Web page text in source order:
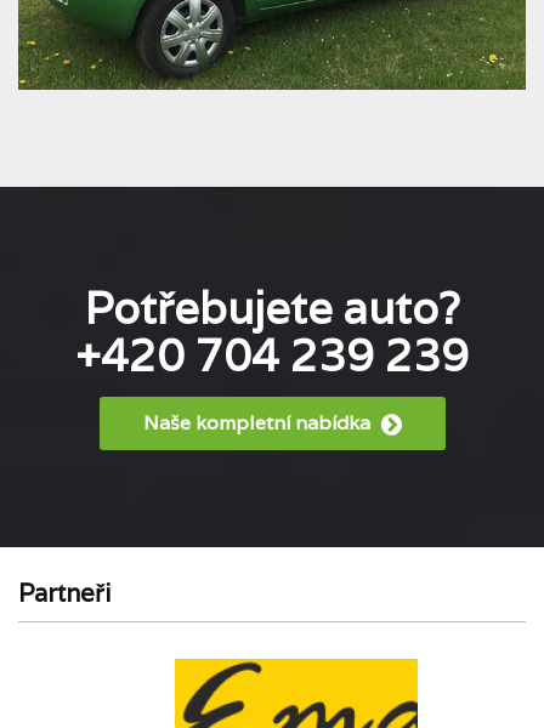
Potřebujete auto?
+420 704 239 239
Naše kompletní nabídka
Partneři